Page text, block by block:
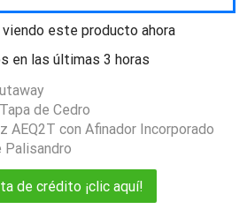
este producto ahora
en las últimas 3 horas
de Cedro
AEQ2T con Afinador Incorporado
Palisandro
de crédito ¡clic aquí!